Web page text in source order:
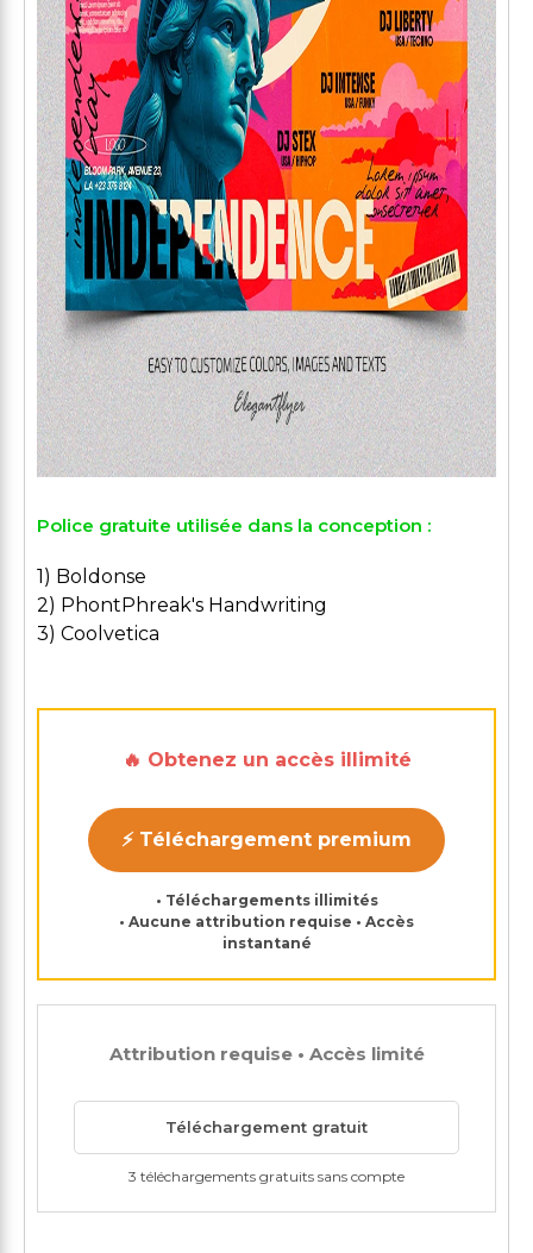
Police gratuite utilisée dans la conception :
1) Boldonse
2) PhontPhreak's Handwriting
3) Coolvetica
🔥 Obtenez un accès illimité
⚡ Téléchargement premium
• Téléchargements illimités
• Aucune attribution requise • Accès
instantané
Attribution requise • Accès limité
Téléchargement gratuit
3 téléchargements gratuits sans compte